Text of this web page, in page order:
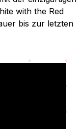
with the Red
bis zur letzten